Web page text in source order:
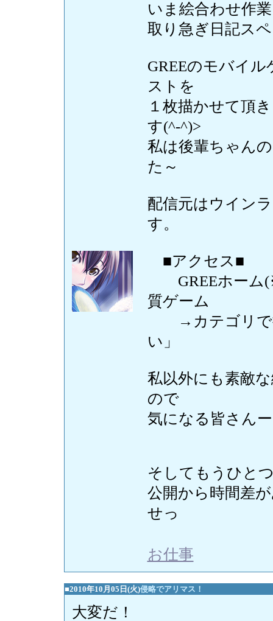
いま絵合わせ作
取り急ぎ日記ス
GREEのモバイ
ストを
１枚描かせて頂
す(^-^)>
私は後輩ちゃん
た～
配信元はウイン
す。
■アクセス■
GREEホーム
質ゲーム
→カテゴリで
い」
私以外にも素敵
ので
気になる皆さん
そしてもうひと
公開から時間差
せっ
お仕事
■2010年10月05日(火)侵略でアリマス！
大変だ！